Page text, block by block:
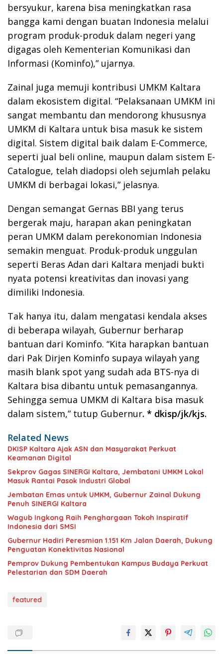
bersyukur, karena bisa meningkatkan rasa
bangga kami dengan buatan Indonesia melalui
program produk-produk dalam negeri yang
digagas oleh Kementerian Komunikasi dan
Informasi (Kominfo),” ujarnya.
Zainal juga memuji kontribusi UMKM Kaltara
dalam ekosistem digital. “Pelaksanaan UMKM ini
sangat membantu dan mendorong khususnya
UMKM di Kaltara untuk bisa masuk ke sistem
digital. Sistem digital baik dalam E-Commerce,
seperti jual beli online, maupun dalam sistem E-
Catalogue, telah diadopsi oleh sejumlah pelaku
UMKM di berbagai lokasi,” jelasnya.
Dengan semangat Gernas BBI yang terus
bergerak maju, harapan akan peningkatan
peran UMKM dalam perekonomian Indonesia
semakin menguat. Produk-produk unggulan
seperti Beras Adan dari Kaltara menjadi bukti
nyata potensi kreativitas dan inovasi yang
dimiliki Indonesia.
Tak hanya itu, dalam mengatasi kendala akses
di beberapa wilayah, Gubernur berharap
bantuan dari Kominfo. “Kita harapkan bantuan
dari Pak Dirjen Kominfo supaya wilayah yang
masih blank spot yang sudah ada BTS-nya di
Kaltara bisa dibantu untuk pemasangannya.
Sehingga semua UMKM di Kaltara bisa masuk
dalam sistem,” tutup Gubernur. * dkisp/jk/kjs.
Related News
DKISP Kaltara Ajak ASN dan Masyarakat Perkuat
Keamanan Digital
Sekprov Gagas SINERGI Kaltara, Jembatani UMKM Lokal
Masuk Rantai Pasok Industri Global
Jembatan Emas untuk UMKM, Gubernur Zainal Dukung
Penuh SINERGI Kaltara
Wagub Ingkong Raih Penghargaan Tokoh Inspiratif
Indonesia dari SMSI
Gubernur Hadiri Peresmian 1.151 Km Jalan Daerah, Dukung
Penguatan Konektivitas Nasional
Pemprov Dukung Pembentukan Kampus Budaya Perkuat
Pelestarian dan SDM Daerah
featured